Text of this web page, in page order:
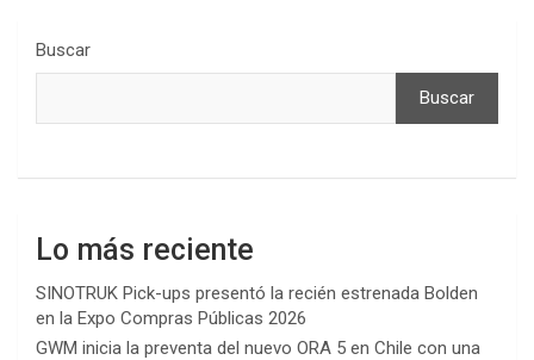
Buscar
Buscar
Lo más reciente
SINOTRUK Pick-ups presentó la recién estrenada Bolden
en la Expo Compras Públicas 2026
GWM inicia la preventa del nuevo ORA 5 en Chile con una